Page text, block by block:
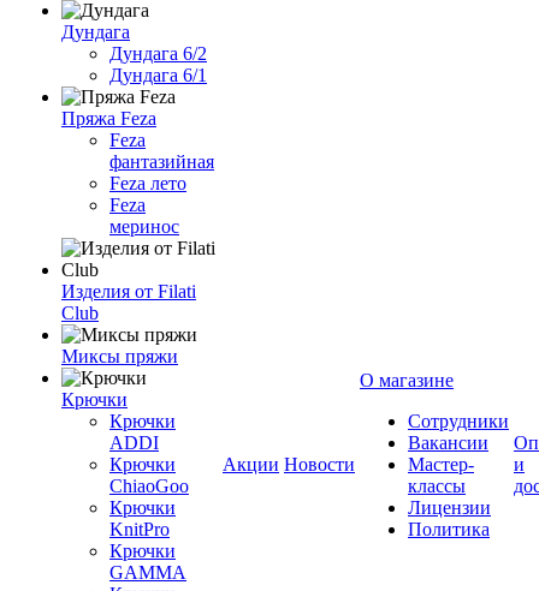
Дундага
Дундага 6/2
Дундага 6/1
Пряжа Feza
Feza
фантазийная
Feza лето
Feza
меринос
Изделия от Filati
Club
Миксы пряжи
Крючки
Крючки
ADDI
Крючки
ChiaoGoo
Крючки
KnitPro
Крючки
GAMMA
Акции Новости
О магазине
Сотрудники
Вакансии
Мастер-
классы
Лицензии
Политика
и